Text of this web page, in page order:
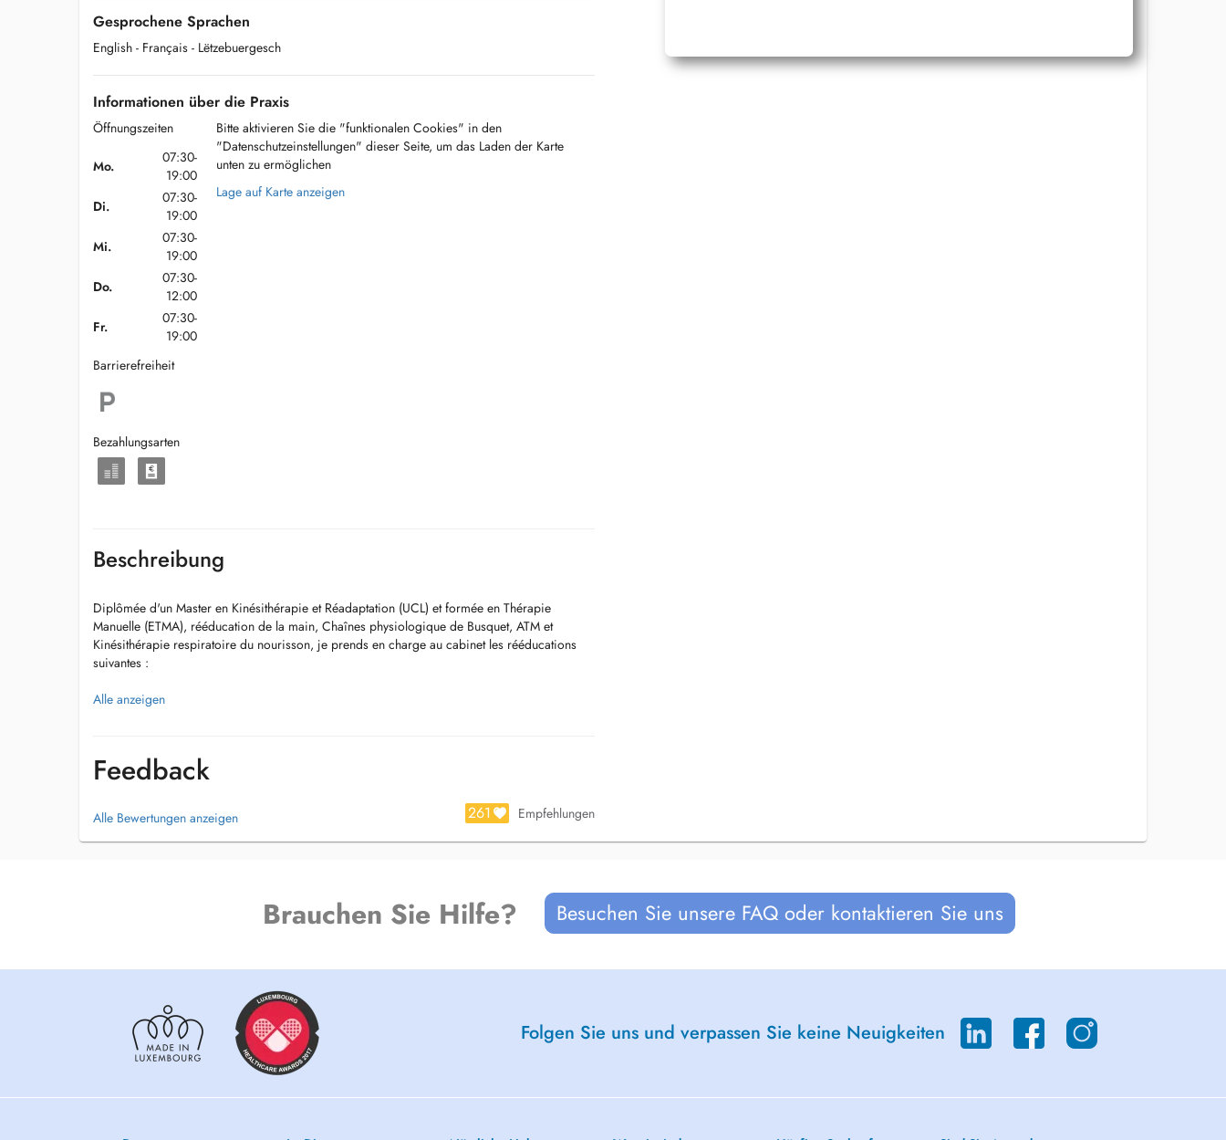
Gesprochene Sprachen
English - Français - Lëtzebuergesch
Informationen über die Praxis
Öffnungszeiten
Mo.
07:30-
19:00
Di.
07:30-
19:00
Mi.
07:30-
19:00
Do.
07:30-
12:00
Fr.
07:30-
19:00
Barrierefreiheit
Bezahlungsarten
Bitte aktivieren Sie die "funktionalen Cookies" in den
"Datenschutzeinstellungen" dieser Seite, um das Laden der Karte
unten zu ermöglichen
Lage auf Karte anzeigen
Beschreibung
Diplômée d'un Master en Kinésithérapie et Réadaptation (UCL) et formée en Thérapie
Manuelle (ETMA), rééducation de la main, Chaînes physiologique de Busquet, ATM et
Kinésithérapie respiratoire du nourisson, je prends en charge au cabinet les rééducations
suivantes :
- rééducation du rachis : cervicalgies, lombalgies, scolioses etc
- rééducation de la main: post op, epicondylite, fractures etc
- pathologies sportives: tendinites, entorses, dechirure etc
- Troubles temporo mandibulaire ( ATM, mâchoire)
pour femmes enceintes ou post partum. Me contacter pour plus d'informations.
Afin d'assurer une meilleure prise en charge , je travaille au cabinet d'Oberpallen en
collaboration avec :
Carole Bartholome, kinésithérapeute spécialisée, notamment en kiné pédiatrique et troubles
vestibulaires
Olivier Gallien, ostéopathe D.O. qui pratique des techniques d'ostéopathie articulaire et
Alle anzeigen
Feedback
Alle Bewertungen anzeigen 261 Empfehlungen
Brauchen Sie Hilfe? Besuchen Sie unsere FAQ oder kontaktieren Sie uns
Folgen Sie uns und verpassen Sie keine Neuigkeiten